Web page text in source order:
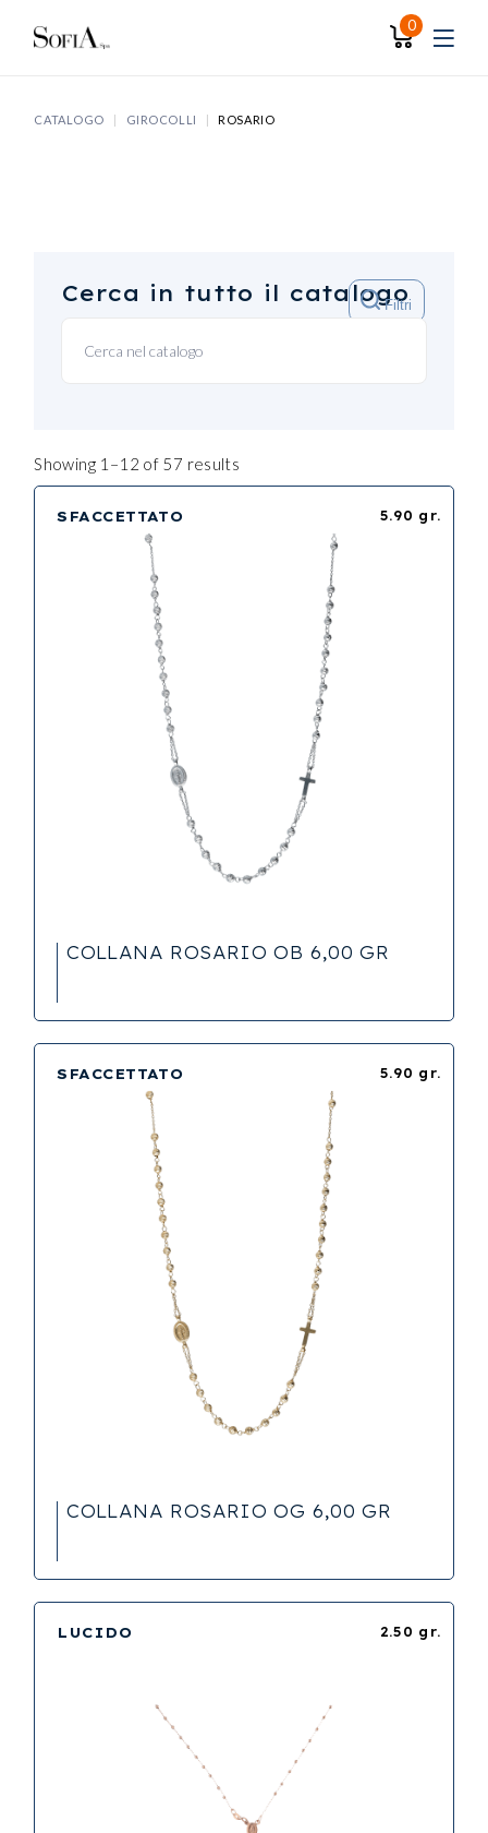
0
CATALOGO GIROCOLLI ROSARIO
Cerca in tutto il catalogo
Filtri
Showing 1–12 of 57 results
5.90 gr.
SFACCETTATO
COLLANA ROSARIO OB 6,00 GR
5.90 gr.
SFACCETTATO
COLLANA ROSARIO OG 6,00 GR
2.50 gr.
LUCIDO